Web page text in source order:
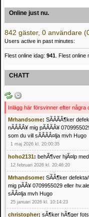
Online just nu.
842 gäster, 0 användare
Users active in past minutes:
Flest online idag: 941 . Flest
CHATT
Inlägg här försvinner efter några
Mrhandsome: SÃÂÃÂ¶ker
nÃÂÃÂ¥ mig pÃÂÃÂ¥
som du vill sÃÂÃÂ¤lja mvh Hugo
1 maj 2026 kl. 20:00:35
hoho2131: behÃ¶ver hjÃ¤lp
12 februari 2026 kl. 20:46:20
Mrhandsome: SÃÂ¶ker
mig pÃÂ¥ 0709955029 eller
sÃÂ¤lja mvh Hugo
25 januari 2026 kl. 10:14:23
christopher: sÃ¶ker hÃ¶ger